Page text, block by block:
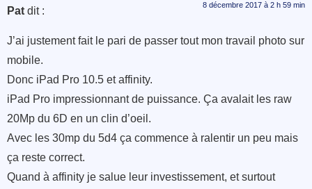
Pat dit : 8 décembre 2017 à 2 h 59 min
J’ai justement fait le pari de passer tout mon travail photo sur
mobile.
Donc iPad Pro 10.5 et affinity.
iPad Pro impressionnant de puissance. Ça avalait les raw
20Mp du 6D en un clin d’oeil.
Avec les 30mp du 5d4 ça commence à ralentir un peu mais
ça reste correct.
Quand à affinity je salue leur investissement, et surtout